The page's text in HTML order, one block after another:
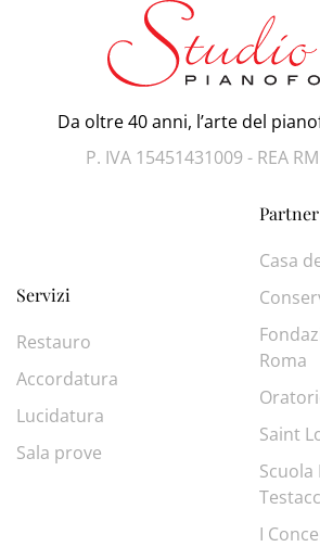
Da oltre 40 anni, l’arte del
P. IVA 15451431009 - REA
Servizi
Restauro
Accordatura
Lucidatura
Sala prove
Partner
Casa
Roma
Saint
I